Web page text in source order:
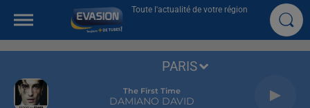
Toute l'actualité de votre région
The First Time
DAMIANO DAVID
PARIS